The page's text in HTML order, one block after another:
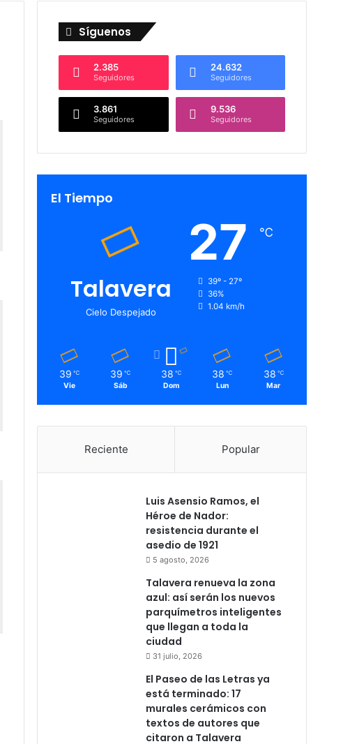
Síguenos
2.385
Seguidores
24.632
Seguidores
3.861
Seguidores
9.536
Seguidores
El Tiempo
Talavera
Cielo Despejado
27 ℃
39º - 27º
36%
1.04 km/h
39 ℃
Vie
39 ℃
Sáb
38 ℃
Dom
38 ℃
Lun
38 ℃
Mar
Reciente Popular
Luis Asensio Ramos, el
Héroe de Nador:
resistencia durante el
asedio de 1921
5 agosto, 2026
Talavera renueva la zona
azul: así serán los nuevos
parquímetros inteligentes
que llegan a toda la
ciudad
31 julio, 2026
El Paseo de las Letras ya
está terminado: 17
murales cerámicos con
textos de autores que
citaron a Talavera